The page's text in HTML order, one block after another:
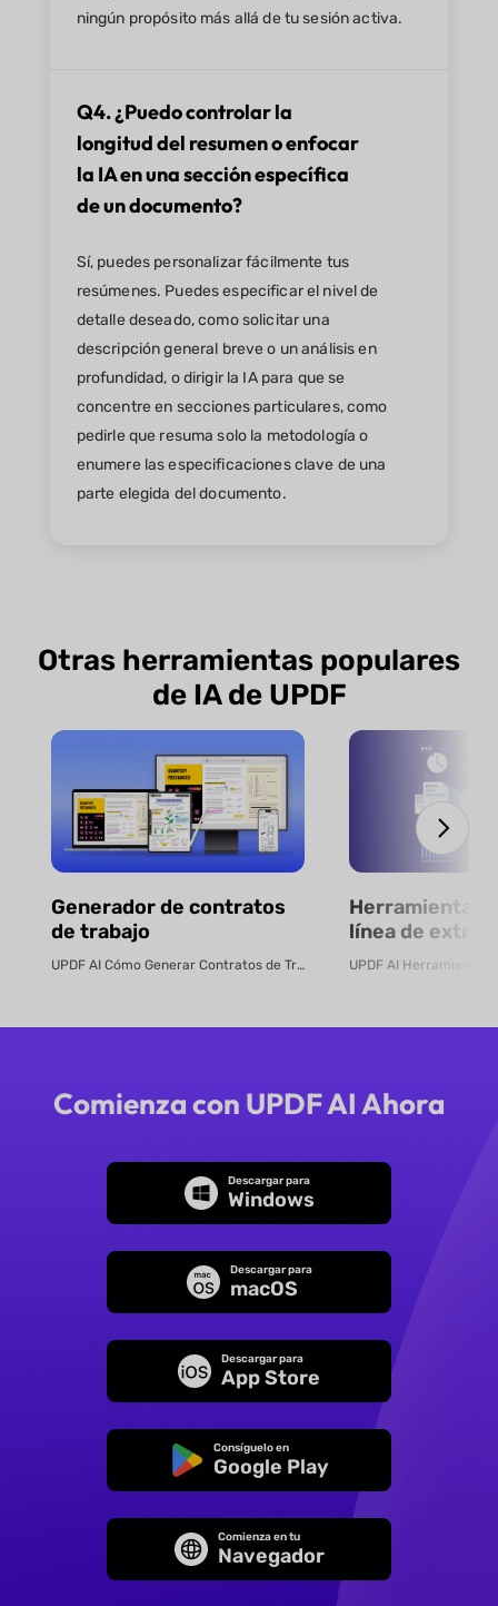
ningún propósito más allá de tu sesión activa.
Q4. ¿Puedo controlar la
longitud del resumen o enfocar
la IA en una sección específica
de un documento?
Sí, puedes personalizar fácilmente tus
resúmenes. Puedes especificar el nivel de
detalle deseado, como solicitar una
descripción general breve o un análisis en
profundidad, o dirigir la IA para que se
concentre en secciones particulares, como
pedirle que resuma solo la metodología o
enumere las especificaciones clave de una
parte elegida del documento.
Otras herramientas populares
de IA de UPDF
Generador de contratos
de trabajo
UPDF AI Cómo Generar Contratos de Trabajo en Línea Crea contratos de tra...
Herramienta
línea de
datos de
Comienza con UPDF AI Ahora
Descargar para
Windows
Descargar para
macOS
Descargar para
App Store
Consíguelo en
Google Play
Comienza en tu
Navegador